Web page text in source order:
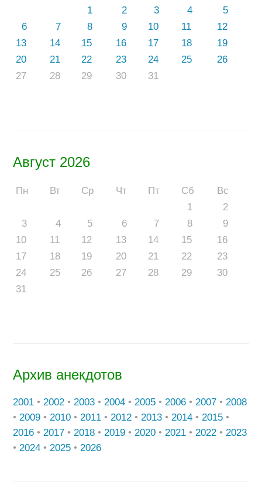
1
2 3 4
5
6
7 8 9 10 11
12
13
14 15 16 17 18
19
20
21 22 23 24 25
26
27
28 29 30 31
Август 2026
Пн Вт Ср Чт Пт Сб
Вс
1
2
3
4 5 6 7 8
9
10
11 12 13 14 15
16
17
18 19 20 21 22
23
24
25 26 27 28 29
30
31
Архив анекдотов
2001 • 2002 • 2003 • 2004 • 2005 • 2006 • 2007 • 2008
• 2009 • 2010 • 2011 • 2012 • 2013 • 2014 • 2015 •
2016 • 2017 • 2018 • 2019 • 2020 • 2021 • 2022 • 2023
• 2024 • 2025 • 2026